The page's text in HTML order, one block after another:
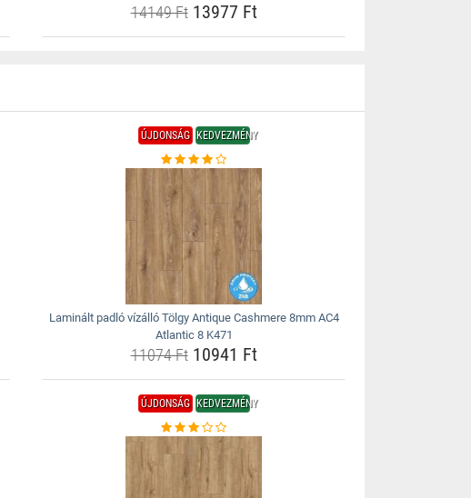
14149 Ft13977 Ft
ÚJDONSÁG KEDVEZMÉNY
Laminált padló vízálló Tölgy Antique Cashmere 8mm AC4
Atlantic 8 K471
11074 Ft10941 Ft
ÚJDONSÁG KEDVEZMÉNY